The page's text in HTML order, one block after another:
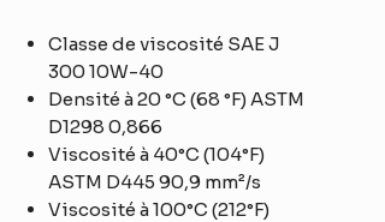
Classe de viscosité SAE J
300 10W-40
Densité à 20 °C (68 °F) ASTM
D1298 0,866
Viscosité à 40°C (104°F)
ASTM D445 90,9 mm²/s
Viscosité à 100°C (212°F)